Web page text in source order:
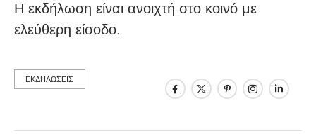
Η εκδήλωση είναι ανοιχτή στο κοινό με
ελεύθερη είσοδο.
ΕΚΔΗΛΩΣΕΙΣ